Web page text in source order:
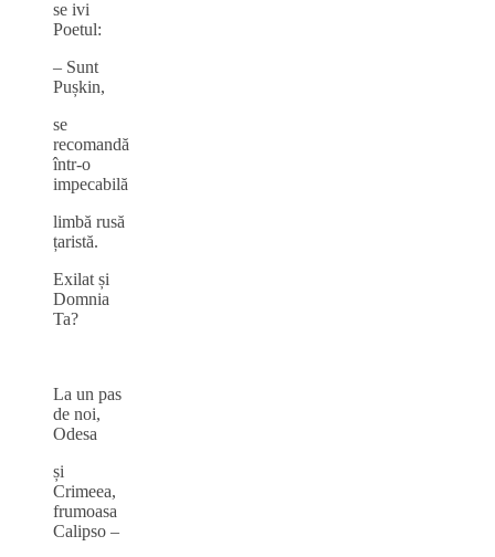
se ivi
Poetul:
– Sunt
Pușkin,
se
recomandă
într‑o
impecabilă
limbă rusă
țaristă.
Exilat și
Domnia
Ta?
La un pas
de noi,
Odesa
și
Crimeea,
frumoasa
Calipso –